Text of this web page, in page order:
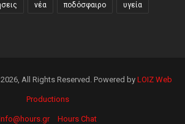
νέα ποδόσφαιρο υγεία
All Rights Reserved. Powered by LOIZ Web
Productions
Hours Chat